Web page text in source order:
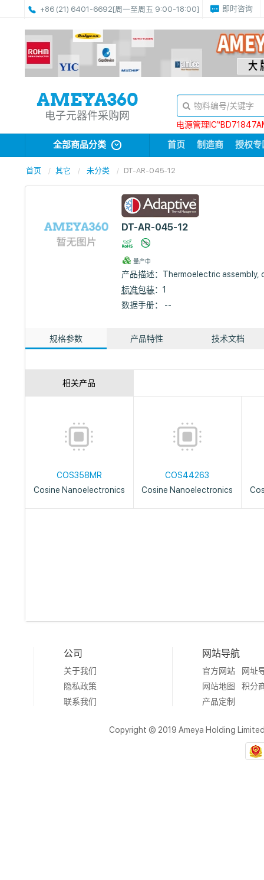
+86 (21) 6401-6692[周一至周五 9:00-18:00] 即时咨询
电子元器件采购网
电源管理
全部商品分类 首页 制造商 授权专
首页 其它 未分类 DT-AR-045-12
DT-AR-045-12
量产中
产品描述： Thermoelectric assembly,
标准包装：1
数据手册： --
规格参数 产品特性 技术文档
相关产品
COS358MR
Cosine Nanoelectronics
COS44263
Cosine Nanoelectronics
公司
关于我们
隐私政策
联系我们
网站导航
官方网站
网址
网站地图
积分
产品定制
Copyright © 2019 Ameya Holding